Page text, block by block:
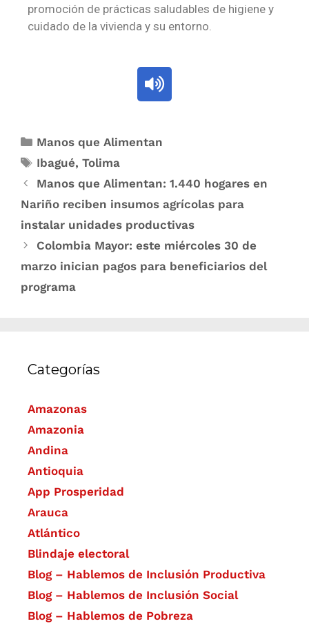
promoción de prácticas saludables de higiene y
cuidado de la vivienda y su entorno.
Manos que Alimentan
Ibagué,Tolima
Manos que Alimentan: 1.440 hogares en
Nariño reciben insumos agrícolas para
instalar unidades productivas
Colombia Mayor: este miércoles 30 de
marzo inician pagos para beneficiarios del
programa
Categorías
Amazonas
Amazonia
Andina
Antioquia
App Prosperidad
Arauca
Atlántico
Blindaje electoral
Blog – Hablemos de Inclusión Productiva
Blog – Hablemos de Inclusión Social
Blog – Hablemos de Pobreza